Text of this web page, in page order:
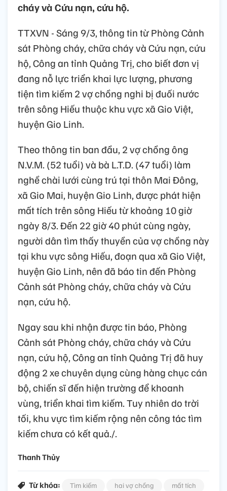
cháy và Cứu nạn, cứu hộ.
TTXVN - Sáng 9/3, thông tin từ Phòng Cảnh
sát Phòng cháy, chữa cháy và Cứu nạn, cứu
hộ, Công an tỉnh Quảng Trị, cho biết đơn vị
đang nỗ lực triển khai lực lượng, phương
tiện tìm kiếm 2 vợ chồng nghi bị đuối nước
trên sông Hiếu thuộc khu vực xã Gio Việt,
huyện Gio Linh.
Theo thông tin ban đầu, 2 vợ chồng ông
N.V.M. (52 tuổi) và bà L.T.D. (47 tuổi) làm
nghề chài lưới cùng trú tại thôn Mai Đông,
xã Gio Mai, huyện Gio Linh, được phát hiện
mất tích trên sông Hiếu từ khoảng 10 giờ
ngày 8/3. Đến 22 giờ 40 phút cùng ngày,
người dân tìm thấy thuyền của vợ chồng này
tại khu vực sông Hiếu, đoạn qua xã Gio Việt,
huyện Gio Linh, nên đã báo tin đến Phòng
Cảnh sát Phòng cháy, chữa cháy và Cứu
nạn, cứu hộ.
Ngay sau khi nhận được tin báo, Phòng
Cảnh sát Phòng cháy, chữa cháy và Cứu
nạn, cứu hộ, Công an tỉnh Quảng Trị đã huy
động 2 xe chuyên dụng cùng hàng chục cán
bộ, chiến sĩ đến hiện trường để khoanh
vùng, triển khai tìm kiếm. Tuy nhiên do trời
tối, khu vực tìm kiếm rộng nên công tác tìm
kiếm chưa có kết quả./.
Thanh Thủy
Từ khóa: Tìm kiếm hai vợ chồng
mất tích